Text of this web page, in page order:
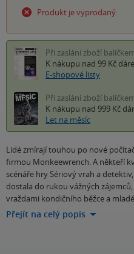
Produkt je vyprodaný.
Při zaslání zboží
K nákupu nad 99 Kč
E-shopové listy
Při zaslání zboží
K nákupu nad 999 Kč
Let na měsíc
Lidé zmírají touhou po nové
firmou Monkeewrench. A někteří
scénáře hry Sériový vrah a
dostala do rukou vážných
vraždami kondičního běžce a
Přejít na celý popis